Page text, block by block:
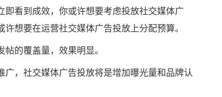
到成效，你或许想要考虑投放社交媒体广
想要在运营社交媒体广告投放上分配预算。
的覆盖量，效果明显。
社交媒体广告投放将是增加曝光量和品牌认